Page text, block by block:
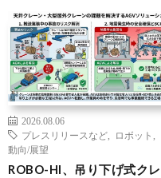
2026.08.06
プレスリリースなど
ロボット
動向/展望
ROBO-HI、吊り下げ式ク